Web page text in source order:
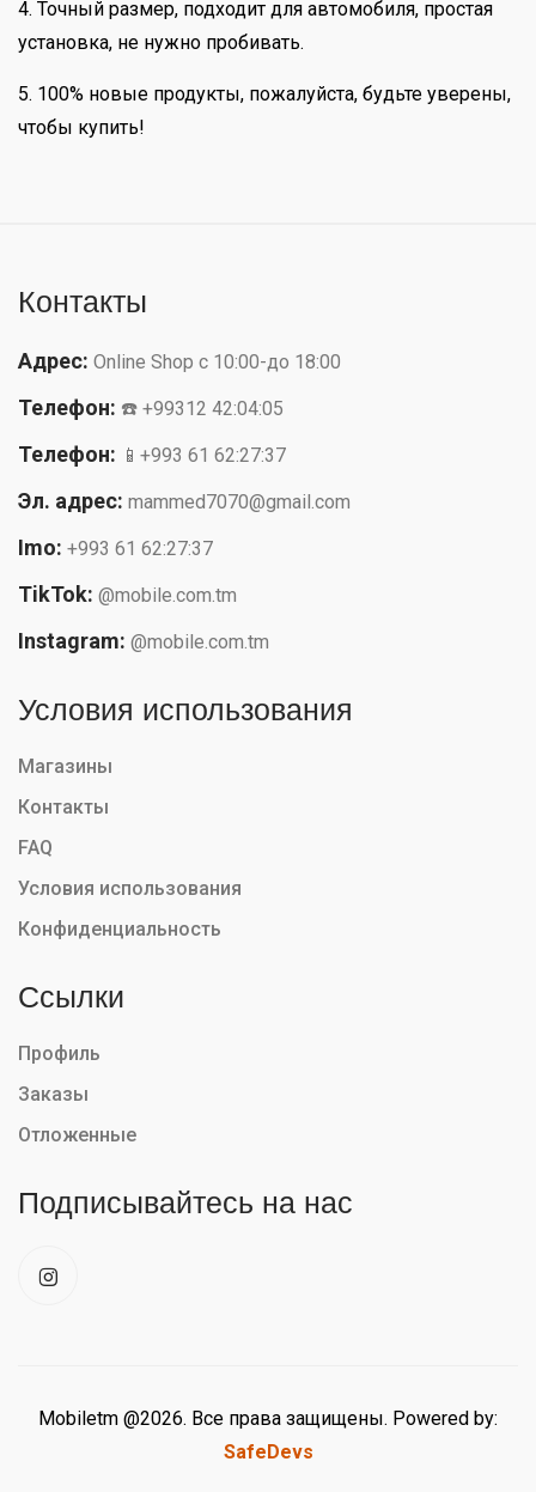
4. Точный размер, подходит для автомобиля, простая
установка, не нужно пробивать.
5. 100% новые продукты, пожалуйста, будьте уверены,
чтобы купить!
Контакты
Адрес: Online Shop с 10:00-до 18:00
Телефон: ☎️ +99312 42:04:05
Телефон: 📱+993 61 62:27:37
Эл. адрес: mammed7070@gmail.com
Imo: +993 61 62:27:37
TikTok: @mobile.com.tm
Instagram: @mobile.com.tm
Условия использования
Магазины
Контакты
FAQ
Условия использования
Конфиденциальность
Ссылки
Профиль
Заказы
Отложенные
Подписывайтесь на нас
Mobiletm @2026. Все права защищены. Powered by:
SafeDevs